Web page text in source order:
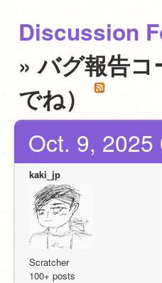
Discussion
» バグ報告
でね）
Oct. 9, 2025
kaki_jp
Scratcher
100+ posts